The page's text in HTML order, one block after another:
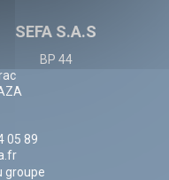
SEFA S.A.S
BP 44
05 89
groupe